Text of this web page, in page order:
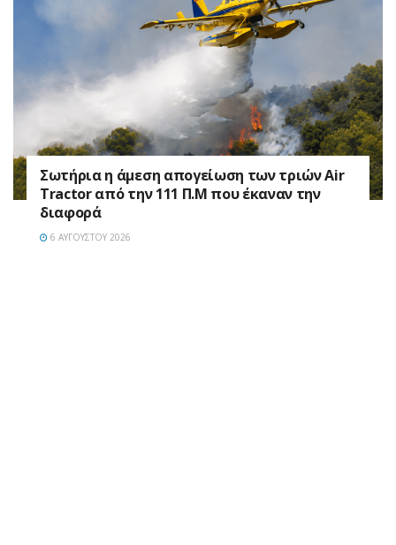
Σωτήρια η άμεση απογείωση των τριών Air
Tractor από την 111 Π.M που έκαναν την
διαφορά
6 ΑΥΓΟΎΣΤΟΥ 2026